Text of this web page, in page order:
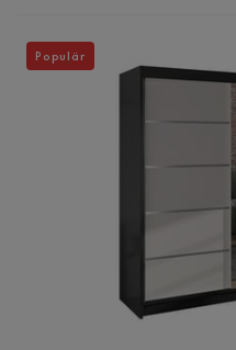
Populär